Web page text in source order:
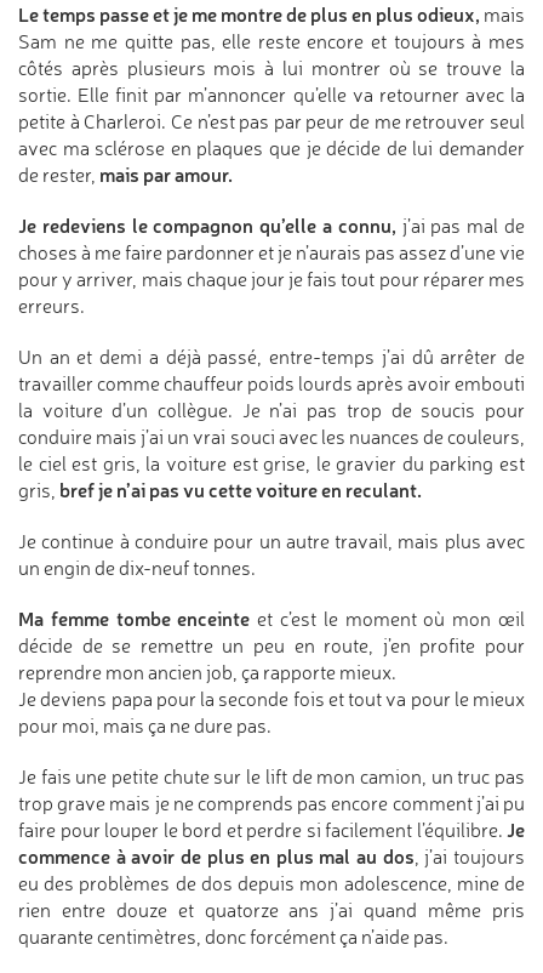
Le temps passe et je me montre de plus en plus odieux, mais
Sam ne me quitte pas, elle reste encore et toujours à mes
côtés après plusieurs mois à lui montrer où se trouve la
sortie. Elle finit par m’annoncer qu’elle va retourner avec la
petite à Charleroi. Ce n’est pas par peur de me retrouver seul
avec ma sclérose en plaques que je décide de lui demander
de rester, mais par amour.
Je redeviens le compagnon qu’elle a connu, j’ai pas mal de
choses à me faire pardonner et je n’aurais pas assez d’une vie
pour y arriver, mais chaque jour je fais tout pour réparer mes
erreurs.
Un an et demi a déjà passé, entre-temps j’ai dû arrêter de
travailler comme chauffeur poids lourds après avoir embouti
la voiture d’un collègue. Je n’ai pas trop de soucis pour
conduire mais j’ai un vrai souci avec les nuances de couleurs,
le ciel est gris, la voiture est grise, le gravier du parking est
gris, bref je n’ai pas vu cette voiture en reculant.
Je continue à conduire pour un autre travail, mais plus avec
un engin de dix-neuf tonnes.
Ma femme tombe enceinte et c’est le moment où mon œil
décide de se remettre un peu en route, j’en profite pour
reprendre mon ancien job, ça rapporte mieux.
Je deviens papa pour la seconde fois et tout va pour le mieux
pour moi, mais ça ne dure pas.
Je fais une petite chute sur le lift de mon camion, un truc pas
trop grave mais je ne comprends pas encore comment j’ai pu
faire pour louper le bord et perdre si facilement l’équilibre. Je
commence à avoir de plus en plus mal au dos, j’ai toujours
eu des problèmes de dos depuis mon adolescence, mine de
rien entre douze et quatorze ans j’ai quand même pris
quarante centimètres, donc forcément ça n’aide pas.